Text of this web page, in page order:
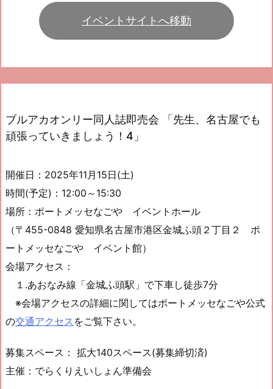
イベントサイトへ移動
ブルアカオンリー同人誌即売会 「先生、名古屋でも
頑張っていきましょう！4」
開催日：2025年11月15日(土)
時間(予定)：12:00～15:30
場所：ポートメッセなごや イベントホール
（〒455-0848 愛知県名古屋市港区金城ふ頭２丁目２ ポ
ートメッセなごや イベント館）
会場アクセス：
１.あおなみ線「金城ふ頭駅」で下車し徒歩7分
※会場アクセスの詳細に関してはポートメッセなごや公式
の交通アクセス をご覧下さい。
募集スペース： 拡大140スペース(募集締切済)
主催：でらくりえいしょん準備会